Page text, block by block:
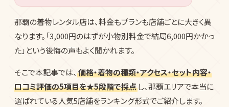
那覇の着物レンタル店は、料金もプランも店舗ごとに大きく異
なります。「3,000円のはずが小物別料金で結局6,000円かかっ
た」という後悔の声もよく聞かれます。
そこで本記事では、 価格・着物の種類・アクセス・セット内容・
口コミ評価の5項目を★5段階で採点し、那覇エリアで本当に
選ばれている人気5店舗をランキング形式でご紹介します。